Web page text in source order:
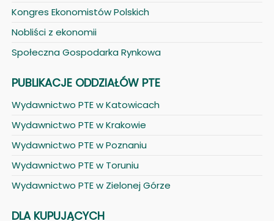
Kongres Ekonomistów Polskich
Nobliści z ekonomii
Społeczna Gospodarka Rynkowa
PUBLIKACJE ODDZIAŁÓW PTE
Wydawnictwo PTE w Katowicach
Wydawnictwo PTE w Krakowie
Wydawnictwo PTE w Poznaniu
Wydawnictwo PTE w Toruniu
Wydawnictwo PTE w Zielonej Górze
DLA KUPUJĄCYCH